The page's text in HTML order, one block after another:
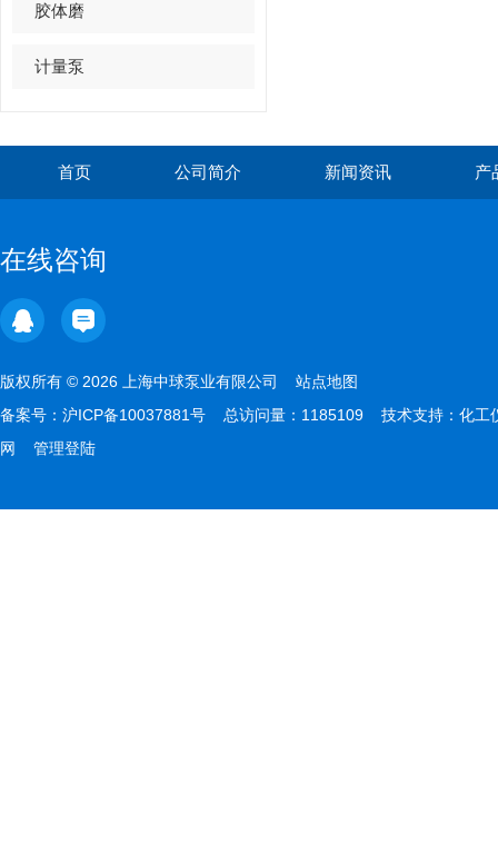
胶体磨
计量泵
首页 公司简介 新闻资讯 产
在线咨询
版权所有 © 2026 上海中球泵业有限公司 站点地图
备案号： 沪ICP备10037881号 总访问量：1185109 技术支持： 化工
网
管理登陆